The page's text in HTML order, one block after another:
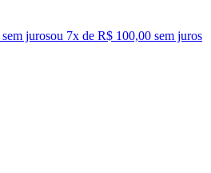
jurosou 7x de R$ 100,00 sem juros